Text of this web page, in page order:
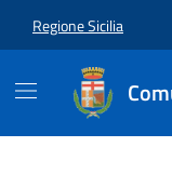
Regione Sicilia